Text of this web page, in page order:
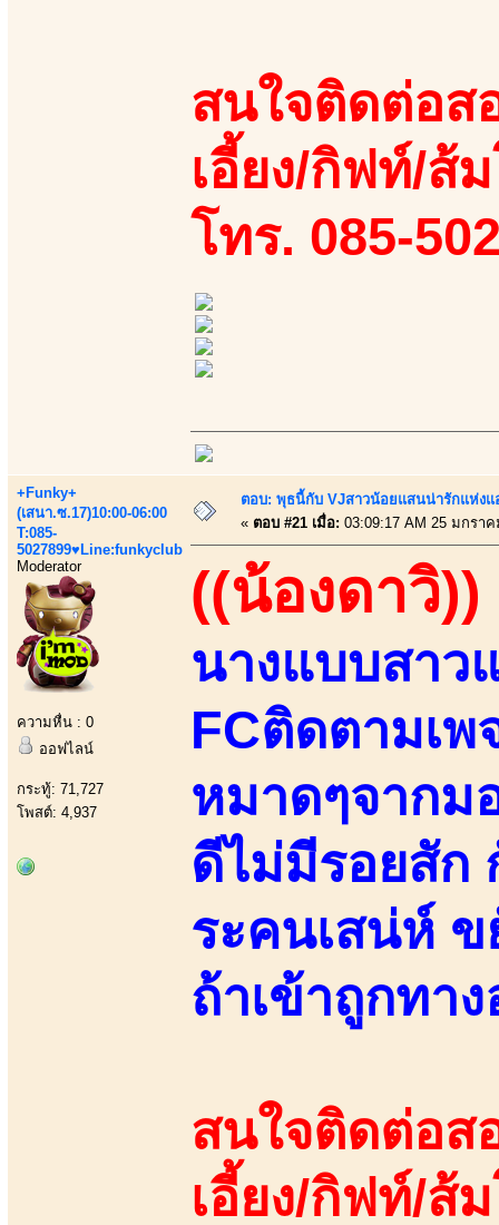
สนใจติดต่อส
เอี้ยง/กิฟท์/ส้
โทร. 085-
+Funky+
(เสนา.ซ.17)10:00-06:00
T:085-
5027899♥Line:funkyclub
Moderator
ความหื่น : 0
ออฟไลน์
กระทู้: 71,727
โพสต์: 4,937
ตอบ: พุธนี้กับ VJสาวน้อยแสนน่ารักแห่งแ
« ตอบ #21 เมื่อ: 03:09:17 AM 25 มกรา
((น้องดาวิ))
นางแบบสาว
FCติดตามเพ
หมาดๆจากม
ดีไม่มีรอยสัก
ระคนเสน่ห์
ถ้าเข้าถูกทา
สนใจติดต่อส
เอี้ยง/กิฟท์/ส้